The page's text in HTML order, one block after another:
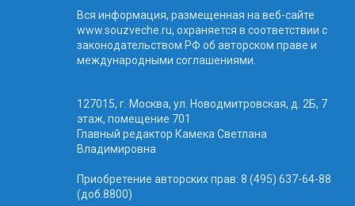
Вся информация, размещенная на веб-сайте
www.souzveche.ru, охраняется в соответствии с
законодательством РФ об авторском праве и
международными соглашениями.
127015, г. Москва, ул. Новодмитровская, д. 2Б, 7
этаж, помещение 701
Главный редактор Камека Светлана
Владимировна
Приобретение авторских прав: 8 (495) 637-64-88
(доб.8800)